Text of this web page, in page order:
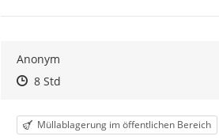
Anonym
Zeitpunkt des Erstellens
Zeitpunkt des Erstellens
8 StdZur Äußerung
Kategorie
Müllablagerung im öffentlichen Bereich